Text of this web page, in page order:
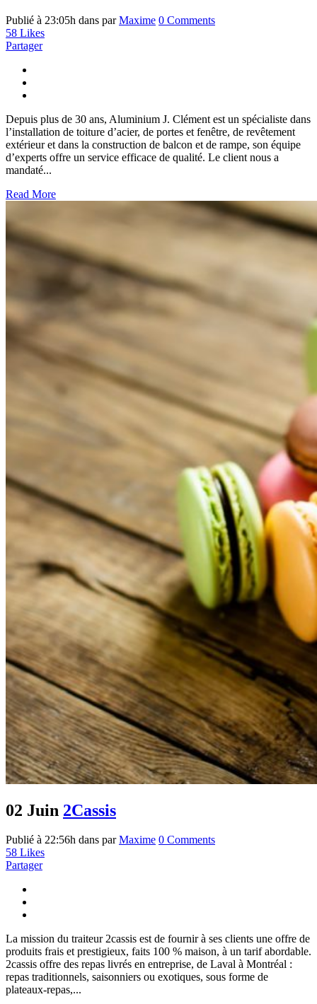
Publié à 23:05h dans parMaxime 0 Comments
58 Likes
Partager
Depuis plus de 30 ans, Aluminium J. Clément est un spécialiste dans
l’installation de toiture d’acier, de portes et fenêtre, de revêtement
extérieur et dans la construction de balcon et de rampe, son équipe
d’experts offre un service efficace de qualité. Le client nous a
mandaté...
Read More
02 Juin 2Cassis
Publié à 22:56h dans parMaxime 0 Comments
58 Likes
Partager
La mission du traiteur 2cassis est de fournir à ses clients une offre de
produits frais et prestigieux, faits 100 % maison, à un tarif abordable.
2cassis offre des repas livrés en entreprise, de Laval à Montréal :
repas traditionnels, saisonniers ou exotiques, sous forme de
plateaux-repas,...